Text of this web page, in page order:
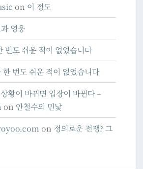
on 이 정도
영웅
번도 쉬운 적이 없었습니다
한 번도 쉬운 적이 없었습니다
황이 바뀌면 입장이 바뀐다 –
on 안철수의 민낯
on 정의로운 전쟁? 그